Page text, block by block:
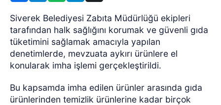
Siverek Belediyesi Zabıta Müdürlüğü ekipleri
tarafından halk sağlığını korumak ve güvenli gıda
tüketimini sağlamak amacıyla yapılan
denetimlerde, mevzuata aykırı ürünlere el
konularak imha işlemi gerçekleştirildi.
Bu kapsamda imha edilen ürünler arasında gıda
ürünlerinden temizlik ürünlerine kadar birçok